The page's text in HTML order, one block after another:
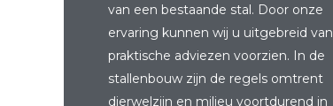
van een bestaande stal. Door onze
ervaring kunnen wij u uitgebreid van
praktische adviezen voorzien. In de
stallenbouw zijn de regels omtrent
dierwelzijn en milieu voortdurend in